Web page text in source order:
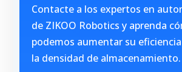
n
a
t
i
Contacte a los expertos en
de ZIKOO Robotics y aprenda
podemos aumentar su
la densidad de almacenamiento.